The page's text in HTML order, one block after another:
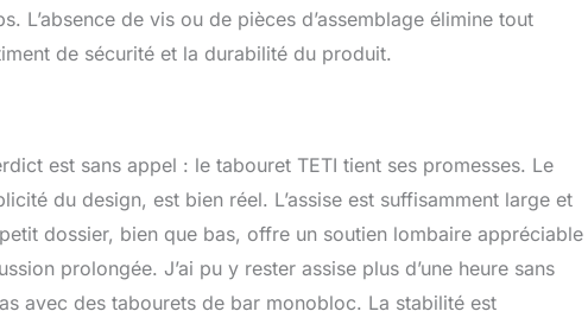
L’absence de vis ou de pièces d’assemblage élimine tout
de sécurité et la durabilité du produit.
est sans appel : le tabouret TETI tient ses promesses. Le
du design, est bien réel. L’assise est suffisamment large et
dossier, bien que bas, offre un soutien lombaire appréciable
prolongée. J’ai pu y rester assise plus d’une heure sans
avec des tabourets de bar monobloc. La stabilité est